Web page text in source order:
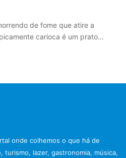
de fome que atire a
carioca é um prato…
onde colhemos o que há de
lazer, gastronomia, música,